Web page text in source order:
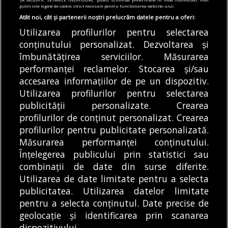
mai mici decât la CFR |
Club Feroviar
Ferotrafic TFI,
operatorul ieșean de
transport, pune în
circulație trei trenuri
Intercity...
REDACȚIA BULETIN DE
BUCUREȘTI
județul Ilfov. Brigada
Rutieră continuă
controalele
Brigada Rutieră a dat
amenzi de peste
30.000 de lei pentru
drifturi...
DEALEXANDRU STAN 08/08/2026
MODIFICĂ SETĂRILE COOKIES
© Copyright 2025 - Buletin de București.
Găzduit dePresslabs.com. Powered by TRS Design.
Despre
Noi
Media
Kit
Politică De
Confidențialitate
Cookie
Policy (EU)
Cookie
Policy
putin cele legate de cookie strict necesare pentru functionarea website-ului.
Atât noi, cât și partenerii noștri prelucrăm datele pentru a oferi:
Utilizarea profilurilor pentru selectarea
conținutului personalizat. Dezvoltarea și
îmbunătățirea serviciilor. Măsurarea
performanței reclamelor. Stocarea și/sau
accesarea informațiilor de pe un dispozitiv.
Utilizarea profilurilor pentru selectarea
publicității personalizate. Crearea
profilurilor de conținut personalizat. Crearea
profilurilor pentru publicitate personalizată.
Măsurarea performanței conținutului.
Înțelegerea publicului prin statistici sau
combinații de date din surse diferite.
Utilizarea de date limitate pentru a selecta
publicitatea. Utilizarea datelor limitate
pentru a selecta conținutul. Date precise de
geolocație și identificarea prin scanarea